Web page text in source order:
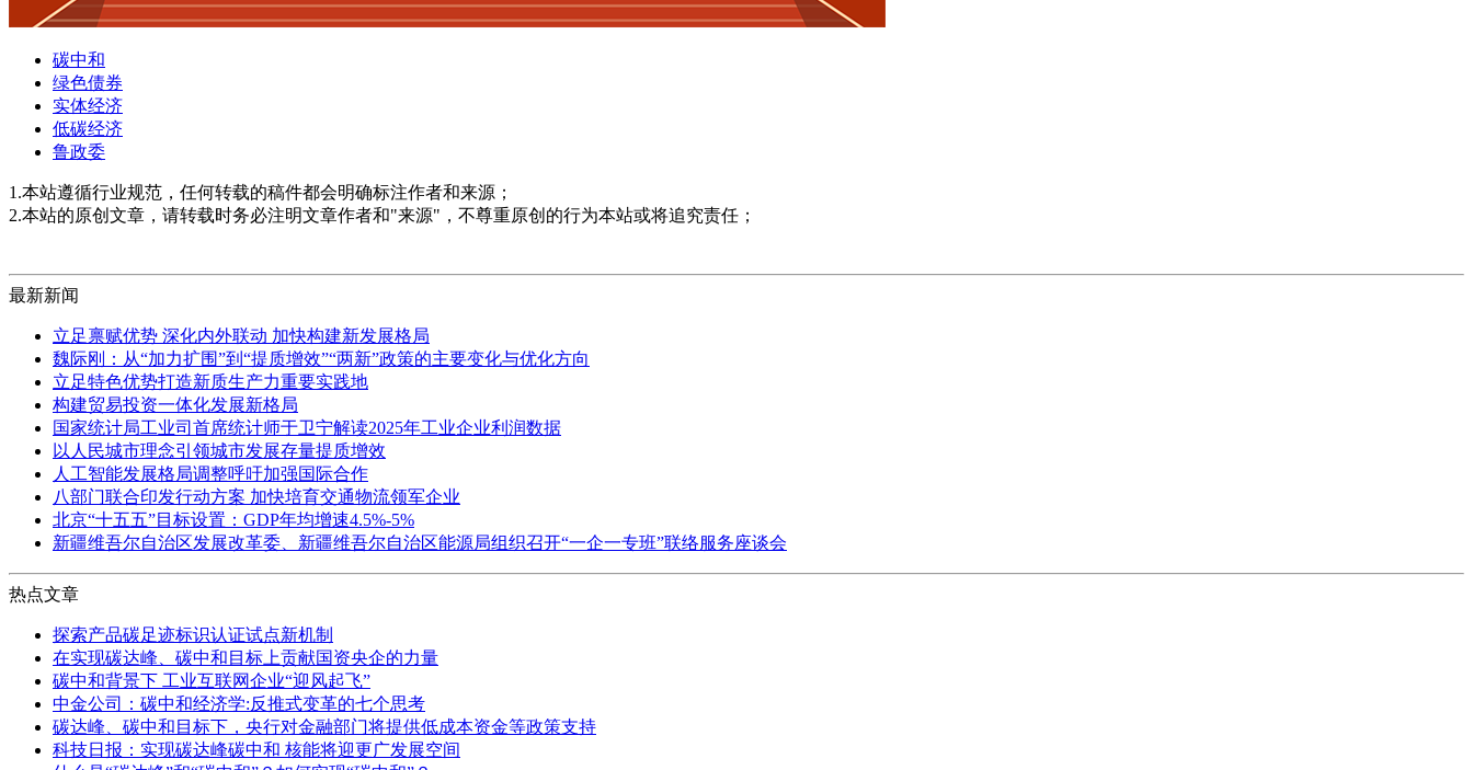
碳中和
绿色债券
实体经济
低碳经济
鲁政委
1.本站遵循行业规范，任何转载的稿件都会明确标注作者和来源；
2.本站的原创文章，请转载时务必注明文章作者和"来源"，不尊重原创的行为本站或将追究责任；
最新新闻
立足禀赋优势 深化内外联动 加快构建新发展格局
魏际刚：从“加力扩围”到“提质增效”“两新”政策的主要变化与优化方向
立足特色优势打造新质生产力重要实践地
构建贸易投资一体化发展新格局
国家统计局工业司首席统计师于卫宁解读2025年工业企业利润数据
以人民城市理念引领城市发展存量提质增效
人工智能发展格局调整呼吁加强国际合作
八部门联合印发行动方案 加快培育交通物流领军企业
北京“十五五”目标设置：GDP年均增速4.5%-5%
新疆维吾尔自治区发展改革委、新疆维吾尔自治区能源局组织召开“一企一专班”联络服务座谈会
热点文章
探索产品碳足迹标识认证试点新机制
在实现碳达峰、碳中和目标上贡献国资央企的力量
碳中和背景下 工业互联网企业“迎风起飞”
中金公司：碳中和经济学:反推式变革的七个思考
碳达峰、碳中和目标下，央行对金融部门将提供低成本资金等政策支持
科技日报：实现碳达峰碳中和 核能将迎更广发展空间